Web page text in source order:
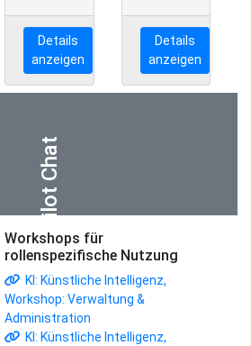
Details
anzeigen
Details
anzeigen
Copilot Chat
Workshops für
rollenspezifische Nutzung
KI: Künstliche Intelligenz,
Workshop: Verwaltung &
Administration
KI: Künstliche Intelligenz,